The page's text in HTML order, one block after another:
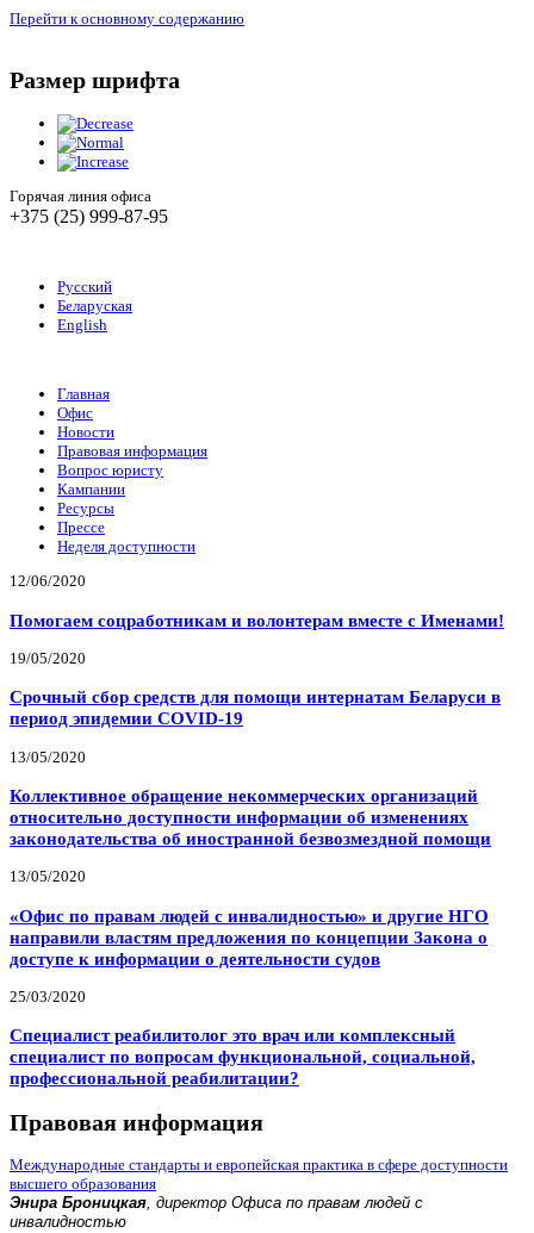
Перейти к основному содержанию
Размер шрифта
Горячая линия офиса
+375 (25) 999-87-95
Русский
Беларуская
English
Главная
Офис
Новости
Правовая информация
Вопрос юристу
Кампании
Ресурсы
Прессе
Неделя доступности
12/06/2020
Помогаем соцработникам и волонтерам вместе с Именами!
19/05/2020
Срочный сбор средств для помощи интернатам Беларуси в
период эпидемии COVID-19
13/05/2020
Коллективное обращение некоммерческих организаций
относительно доступности информации об изменениях
законодательства об иностранной безвозмездной помощи
13/05/2020
«Офис по правам людей с инвалидностью» и другие НГО
направили властям предложения по концепции Закона о
доступе к информации о деятельности судов
25/03/2020
Специалист реабилитолог это врач или комплексный
специалист по вопросам функциональной, социальной,
профессиональной реабилитации?
Правовая информация
Международные стандарты и европейская практика в сфере доступности
высшего образования
Энира Броницкая, директор Офиса по правам людей с
инвалидностью